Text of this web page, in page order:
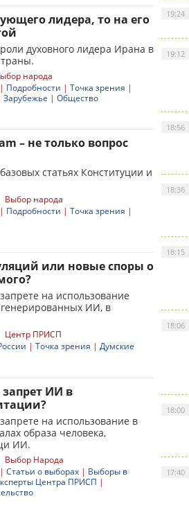
лидера, то на его
духовного лидера Ирана в
народа
| Подробности | Точка зрения |
Зарубежье | Общество
– не только вопрос
статьях Конституции и
Выбор народа
| Подробности | Точка зрения |
или новые споры о
на использование
ИИ, в
Центр ПРИСП
| Точка зрения | Думские
запрет ИИ в
на использование в
образа человека,
ИИ.
Выбор Народа
| Статьи о выборах | Выборы в
Центра ПРИСП |
19:24
19:12
18:56
18:36
18:15
18:06
18:00
17:40